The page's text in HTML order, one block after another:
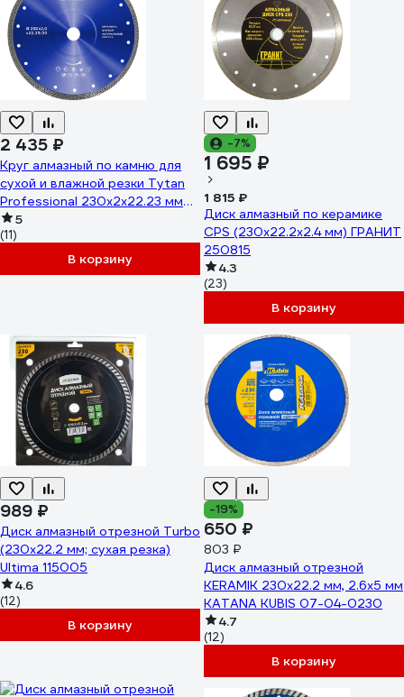
2 435 ₽
Круг алмазный по камню для
сухой и влажной резки Tytan
Professional 230x2x22.23 мм
277763
5
(11)
В корзину
-7%
1 695 ₽
1 815 ₽
Диск алмазный по керамике
CPS (230х22.2х2.4 мм) ГРАНИТ
250815
4.3
(23)
В корзину
989 ₽
Диск алмазный отрезной Turbo
(230х22.2 мм; сухая резка)
Ultima 115005
4.6
(12)
В корзину
-19%
650 ₽
803 ₽
Диск алмазный отрезной
KERAMIK 230х22.2 мм, 2.6х5 мм
KATANA KUBIS 07-04-0230
4.7
(12)
В корзину